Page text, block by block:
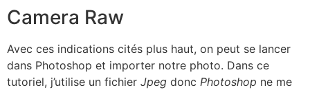
Camera Raw
Avec ces indications cités plus haut, on peut se lancer
dans Photoshop et importer notre photo. Dans ce
tutoriel, j’utilise un fichier Jpeg donc Photoshop ne me